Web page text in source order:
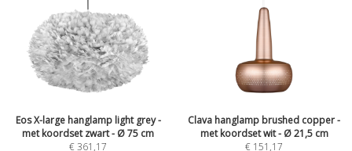
Eos X-large hanglamp light grey -
met koordset zwart - Ø 75 cm
€361,17
Clava hanglamp brushed copper -
met koordset wit - Ø 21,5 cm
€ 151,17